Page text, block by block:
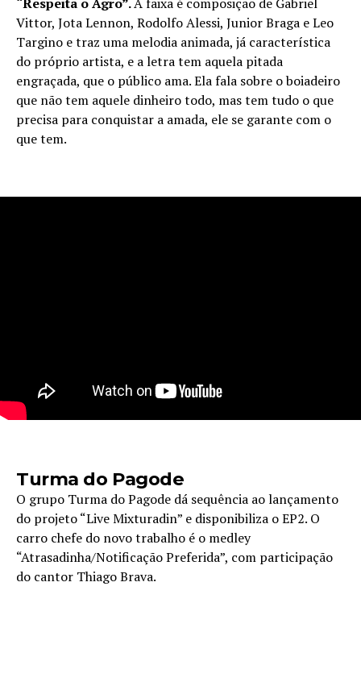
Vittor, Jota Lennon, Rodolfo Alessi, Junior Braga e Leo
Targino e traz uma melodia animada, já característica
do próprio artista, e a letra tem aquela pitada
engraçada, que o público ama. Ela fala sobre o boiadeiro
que não tem aquele dinheiro todo, mas tem tudo o que
precisa para conquistar a amada, ele se garante com o
que tem.
Turma do Pagode
O grupo Turma do Pagode dá sequência ao lançamento
do projeto “Live Mixturadin” e disponibiliza o EP2. O
carro chefe do novo trabalho é o medley
“Atrasadinha/Notificação Preferida”, com participação
do cantor Thiago Brava.